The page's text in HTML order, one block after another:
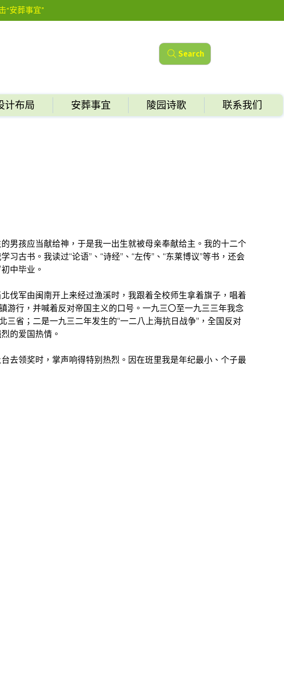
“安葬事宜”
计布局 安葬事宜 陵园诗歌 联系我们
Search
男孩应当献给神，于是我一出生就被母亲奉献给主。我的十二个
古书。我读过“论语”、“诗经”、“左传”、“东莱博议”等书，还会
中毕业。
伐军由闽南开上来经过渔溪时，我跟着全校师生拿着旗子，唱着
游行，并喊着反对帝国主义的口号。一九三〇至一九三三年我念
省；二是一九三二年发生的“一二八上海抗日战争”，全国反对
的爱国热情。
去领奖时，掌声响得特别热烈。因在班里我是年纪最小、个子最